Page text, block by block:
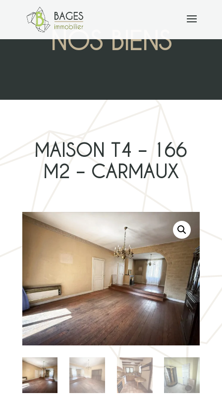
NOS BIENS
MAISON T4 – 166
M2 – CARMAUX